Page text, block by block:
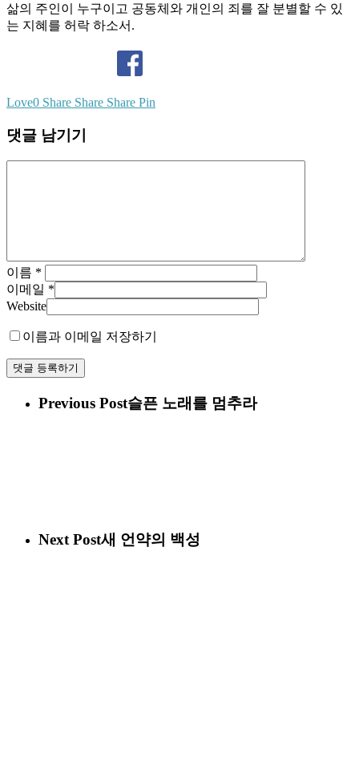
삶의 주인이 누구이고 공동체와 개인의 죄를 잘 분별할 수 있
는 지혜를 허락 하소서.
Love0 Share Share Share Pin
댓글 남기기
이름 *
이메일 *
Website
이름과 이메일 저장하기
Previous Post슬픈 노래를 멈추라
Next Post새 언약의 백성